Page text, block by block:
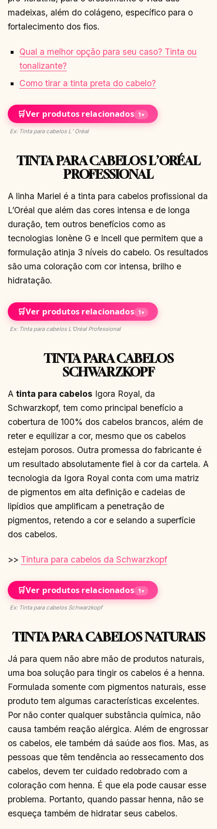
madeixas, além do colágeno, específico para o
fortalecimento dos fios.
Qual a melhor opção para seu caso? Tinta ou
tonalizante?
Como tirar a tinta preta do cabelo?
🛒Ver produtos relacionados 1▾
Ex: Tinta para cabelos L’ Oréal
TINTA PARA CABELOS L’ORÉAL
PROFESSIONAL
A linha Mariel é a tinta para cabelos profissional da
L’Oréal que além das cores intensa e de longa
duração, tem outros benefícios como as
tecnologias Ionène G e Incell que permitem que a
formulação atinja 3 níveis do cabelo. Os resultados
são uma coloração com cor intensa, brilho e
hidratação.
🛒Ver produtos relacionados 1▾
Ex: Tinta para cabelos L’Oréal Professional
TINTA PARA CABELOS
SCHWARZKOPF
A tinta para cabelos Igora Royal, da
Schwarzkopf, tem como principal benefício a
cobertura de 100% dos cabelos brancos, além de
reter e equilizar a cor, mesmo que os cabelos
estejam porosos. Outra promessa do fabricante é
um resultado absolutamente fiel à cor da cartela. A
tecnologia da Igora Royal conta com uma matriz
de pigmentos em alta definição e cadeias de
lipídios que amplificam a penetração de
pigmentos, retendo a cor e selando a superfície
dos cabelos.
>> Tintura para cabelos da Schwarzkopf
🛒Ver produtos relacionados 1▾
Ex: Tinta para cabelos Schwarzkopf
TINTA PARA CABELOS NATURAIS
Já para quem não abre mão de produtos naturais,
uma boa solução para tingir os cabelos é a henna.
Formulada somente com pigmentos naturais, esse
produto tem algumas características excelentes.
Por não conter qualquer substância química, não
causa também reação alérgica. Além de engrossar
os cabelos, ele também dá saúde aos fios. Mas, as
pessoas que têm tendência ao ressecamento dos
cabelos, devem ter cuidado redobrado com a
coloração com henna. É que ela pode causar esse
problema. Portanto, quando passar henna, não se
esqueça também de hidratar seus cabelos.